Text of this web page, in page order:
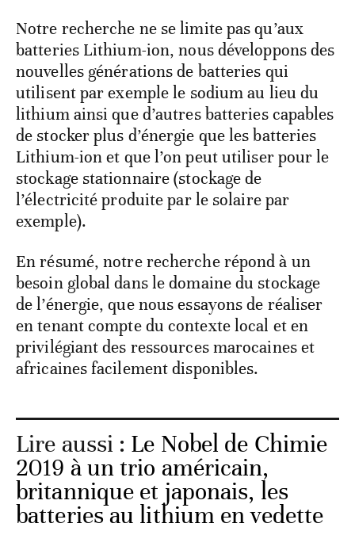
Notre recherche ne se limite pas qu’aux
batteries Lithium-ion, nous développons des
nouvelles générations de batteries qui
utilisent par exemple le sodium au lieu du
lithium ainsi que d’autres batteries capables
de stocker plus d’énergie que les batteries
Lithium-ion et que l’on peut utiliser pour le
stockage stationnaire (stockage de
l’électricité produite par le solaire par
exemple).
En résumé, notre recherche répond à un
besoin global dans le domaine du stockage
de l’énergie, que nous essayons de réaliser
en tenant compte du contexte local et en
privilégiant des ressources marocaines et
africaines facilement disponibles.
Lire aussi : Le Nobel de Chimie
2019 à un trio américain,
britannique et japonais, les
batteries au lithium en vedette